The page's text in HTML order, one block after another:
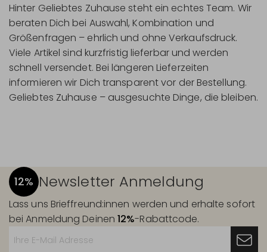
Hinter Geliebtes Zuhause steht ein echtes Team. Wir
beraten Dich bei Auswahl, Kombination und
Größenfragen – ehrlich und ohne Verkaufsdruck.
Viele Artikel sind kurzfristig lieferbar und werden
schnell versendet. Bei längeren Lieferzeiten
informieren wir Dich transparent vor der Bestellung.
Geliebtes Zuhause – ausgesuchte Dinge, die bleiben.
12% Newsletter Anmeldung
Lass uns Brieffreund:innen werden und erhalte sofort
bei Anmeldung Deinen12%-Rabattcode.